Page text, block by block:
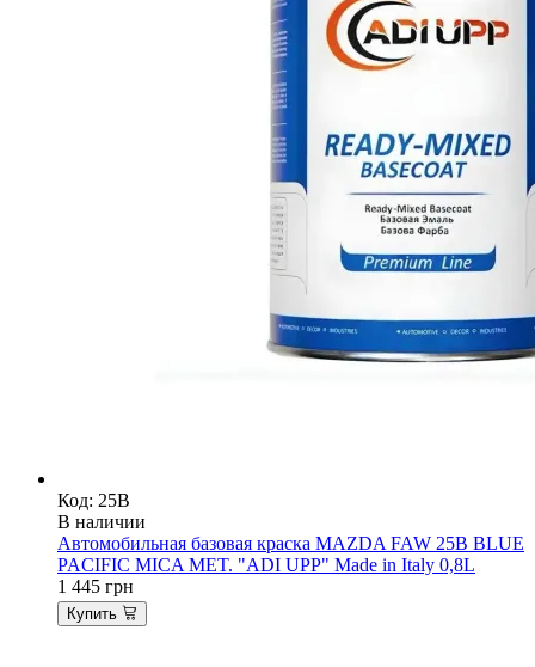
Код: 25B
В наличии
Автомобильная базовая краска MAZDA FAW 25B BLUE
PACIFIC MICA MET. "ADI UPP" Made in Italy 0,8L
1 445 грн
Купить